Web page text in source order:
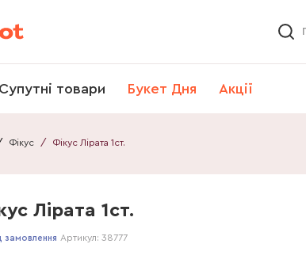
Супутні товари Букет Дня Акції
Фікус / Фікус Лірата 1ст.
Лірата 1ст.
замовлення Артикул: 38777